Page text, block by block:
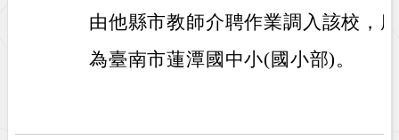
由他縣市教師介聘作業調入該校，
為臺南市蓮潭國中小(國小部)。